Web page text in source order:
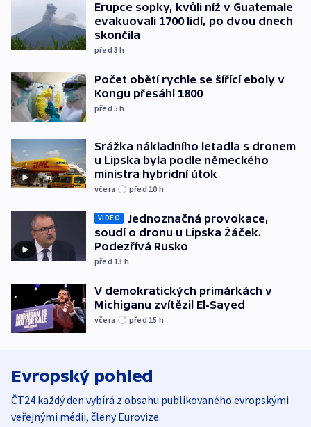
Erupce sopky, kvůli níž v Guatemale
evakuovali 1700 lidí, po dvou dnech
skončila
před 3h
Počet obětí rychle se šířící eboly v
Kongu přesáhl 1800
před 5h
Srážka nákladního letadla s dronem
u Lipska byla podle německého
ministra hybridní útok
včera před 10 h
VIDEO
Jednoznačná provokace,
soudí o dronu u Lipska Žáček.
Podezřívá Rusko
před 13 h
V demokratických primárkách v
Michiganu zvítězil El-Sayed
včera před 15 h
Evropský pohled
ČT24 každý den vybírá z obsahu publikovaného evropskými
veřejnými médii, členy Eurovize.